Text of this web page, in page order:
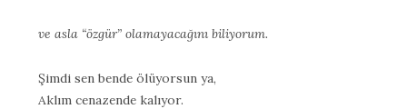
ve asla “özgür” olamayacağını biliyorum.
Şimdi sen bende ölüyorsun ya,
Aklım cenazende kalıyor.